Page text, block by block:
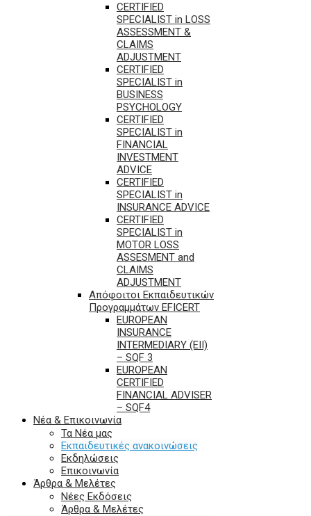
CERTIFIED
SPECIALIST in LOSS
ASSESSMENT &
CLAIMS
ADJUSTMENT
CERTIFIED
SPECIALIST in
BUSINESS
PSYCHOLOGY
CERTIFIED
SPECIALIST in
FINANCIAL
INVESTMENT
ADVICE
CERTIFIED
SPECIALIST in
INSURANCE ADVICE
CERTIFIED
SPECIALIST in
MOTOR LOSS
ASSESMENT and
CLAIMS
ADJUSTMENT
Απόφοιτοι Εκπαιδευτικών
Προγραμμάτων EFICERT
EUROPEAN
INSURANCE
INTERMEDIARY (EII)
– SQF 3
EUROPEAN
CERTIFIED
FINANCIAL ADVISER
– SQF4
Νέα & Επικοινωνία
Τα Νέα μας
Εκπαιδευτικές ανακοινώσεις
Εκδηλώσεις
Επικοινωνία
Άρθρα & Μελέτες
Νέες Εκδόσεις
Άρθρα & Μελέτες